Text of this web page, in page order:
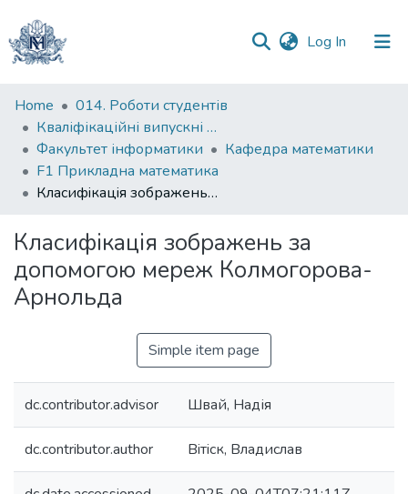
Log In (current)
Communities
&
Collections
All of DSpace
Statistics
Home
014. Роботи студентів
Кваліфікаційні випускні роботи здобувачів вищої освіти бакалаврських програм
Факультет інформатики
Кафедра математики
F1 Прикладна математика
Класифiкацiя зображень за допомогою мереж Колмогорова-Арнольда
Класифiкацiя зображень за
допомогою мереж Колмогорова-
Арнольда
Simple item page
dc.contributor.advisor Швай, Надія
dc.contributor.author Вiтiск, Владислав